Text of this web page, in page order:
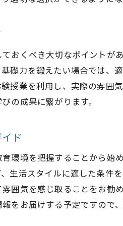
オンライン授業と対面
塾選びで注目すべき
姶良市の塾における
授業スタイルが学習効
姶良市の塾を比較して最適
複数の塾を比較する
自分に最適な塾を選
姶良市の塾それぞれの
比較によって見える塾
おくべき大切なポイント
礎力を鍛えたい場合では
授業を利用し、実際の雰
の成果に繋がります。
ド
環境を把握することから
生活スタイルに適した条
囲気を感じ取ることをお
をお届けする予定ですので